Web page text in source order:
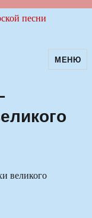
МЕНЮ